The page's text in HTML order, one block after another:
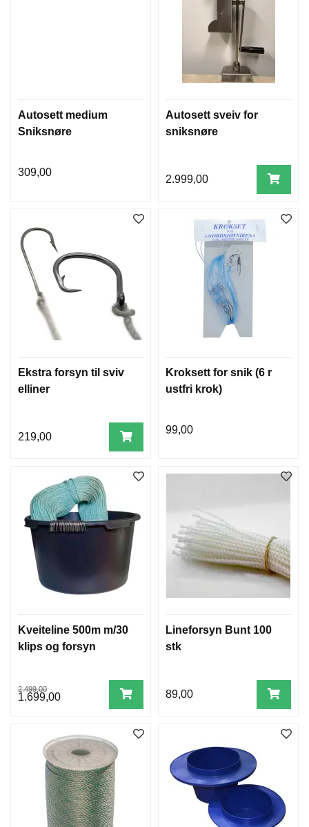
Autosett medium
Sniksnøre
309,00
Autosett sveiv for
sniksnøre
2.999,00
Ekstra forsyn til sviv
elliner
219,00
Kroksett for snik (6 r
ustfri krok)
99,00
Kveiteline 500m m/30
klips og forsyn
2.499,00
1.699,00
Lineforsyn Bunt 100
stk
89,00